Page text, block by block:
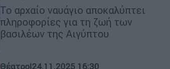
Το αρχαίο ναυάγιο αποκαλύπτει
πληροφορίες για τη ζωή των
βασιλέων της Αιγύπτου
Θέατρο|24.11.2025 16:30